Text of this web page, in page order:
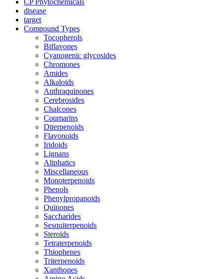
CP Phytochemicals
disease
target
Compound Types
Tocopherols
Biflavones
Cyanogenic glycosides
Chromones
Amides
Alkaloids
Anthraquinones
Cerebrosides
Chalcones
Coumarins
Diterpenoids
Flavonoids
Iridoids
Lignans
Aliphatics
Miscellaneous
Monoterpenoids
Phenols
Phenylpropanoids
Quinones
Saccharides
Sesquiterpenoids
Steroids
Tetraterpenoids
Thiophenes
Triterpenoids
Xanthones